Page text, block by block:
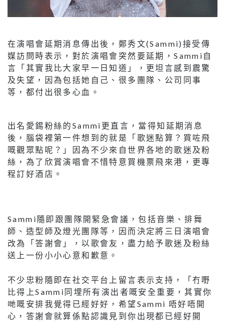
在演唱會延期消息傳出後，鄭秀文(Sammi)接受傳
媒訪問時表示，對於演唱會突然要延期，Sammi自
言「其實我比大家早一日知道」，更坦言感到震驚
及失望，因為包括她自己、很多團隊、公司同事
等，都付出很多心血。
出名愛錫粉絲的Sammi更直言，當得知延期消息
後，腦袋裡第一件想到的就是「歌迷點算？買咗飛
嘅觀眾點呢？」因為不少來自世界各地的歌迷及粉
絲，為了欣賞演唱會不惜特意買機票飛來港，更專
程訂好酒店。
Sammi隨即跟團隊開緊急會議，包括音樂、排舞
師、造型師及燈光團隊等，因而決定將三日演唱會
改為「答謝會」，以歌會友，盡力給予歌迷及粉絲
送上一份小小心意和歉意。
不少忠粉隨即在社交平台上留言表示支持，「冇嘢
比得上Sammi同埋所有演出者嘅安全重要，其實你
哋嘅安排我覺得已經好好，希望Sammi 唔好唔開
心，答謝會就算係點認識見到你出現都已經好開